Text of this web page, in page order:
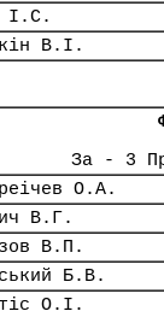
І.С.
В.І.
За - 3
О.А.
В.Г.
В.П.
Б.В.
О.І.